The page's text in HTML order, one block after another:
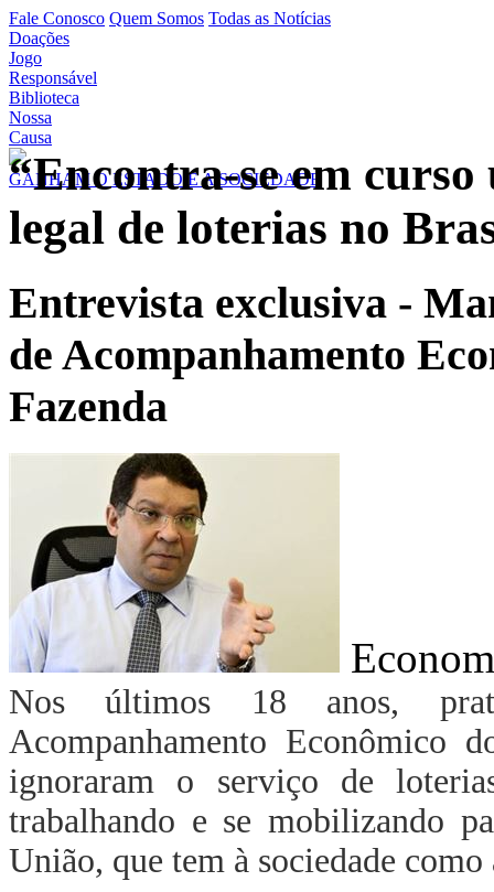
Fale Conosco Quem Somos Todas as Notícias
Doações
Jogo
Responsável
Biblioteca
Nossa
Causa
GANHAM O ESTADO E A SOCIEDADE
“Encontra-se em
legal de loterias no
Entrevista exclusiva -
de Acompanhamento
Fazenda
Nos últimos 18 anos,
Acompanhamento Econômico
ignoraram o serviço de
trabalhando e se mobilizando
União, que tem à sociedade